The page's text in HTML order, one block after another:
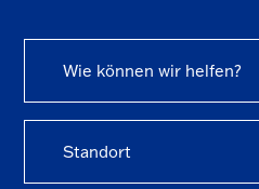
Wie können wir helfen?
Standort